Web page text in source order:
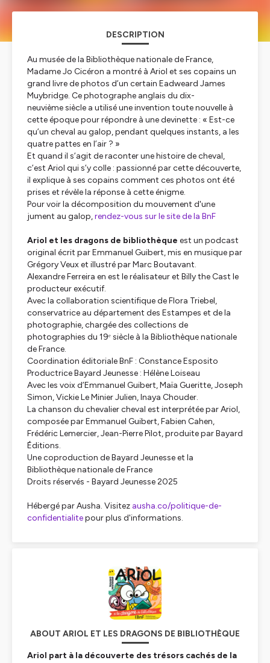
DESCRIPTION
Au musée de la Bibliothèque nationale de France,
Madame Jo Cicéron a montré à Ariol et ses copains un
grand livre de photos d’un certain Eadweard James
Muybridge. Ce photographe anglais du dix-
neuvième siècle a utilisé une invention toute nouvelle à
cette époque pour répondre à une devinette : « Est-ce
qu’un cheval au galop, pendant quelques instants, a les
quatre pattes en l’air ? »
Et quand il s’agit de raconter une histoire de cheval,
c’est Ariol qui s’y colle : passionné par cette découverte,
il explique à ses copains comment ces photos ont été
prises et révèle la réponse à cette énigme.
Pour voir la décomposition du mouvement d'une
jument au galop,rendez-vous sur le site de la BnF
Ariol et les dragons de bibliothèque est un podcast
original écrit par Emmanuel Guibert, mis en musique par
Grégory Veux et illustré par Marc Boutavant.
Alexandre Ferreira en est le réalisateur et Billy the Cast le
producteur exécutif.
Avec la collaboration scientifique de Flora Triebel,
conservatrice au département des Estampes et de la
photographie, chargée des collections de
photographies du 19ᵉ siècle à la Bibliothèque nationale
de France.
Coordination éditoriale BnF : Constance Esposito
Productrice Bayard Jeunesse : Hélène Loiseau
Avec les voix d’Emmanuel Guibert, Maïa Gueritte, Joseph
Simon, Vickie Le Minier Julien, Inaya Chouder.
La chanson du chevalier cheval est interprétée par Ariol,
composée par Emmanuel Guibert, Fabien Cahen,
Frédéric Lemercier, Jean-Pierre Pilot, produite par Bayard
Éditions.
Une coproduction de Bayard Jeunesse et la
Bibliothèque nationale de France
Droits réservés - Bayard Jeunesse 2025
Hébergé par Ausha. Visitez ausha.co/politique-de-
confidentialitepour plus d'informations.
ABOUT ARIOL ET LES DRAGONS DE BIBLIOTHÈQUE
Ariol part à la découverte des trésors cachés de la